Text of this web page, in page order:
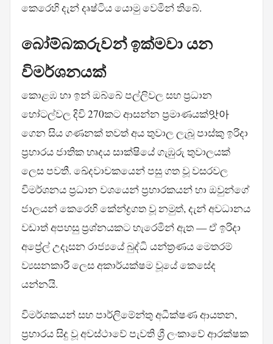
කෙරෙහි දැන් දෘෂ්ටිය යොමු වෙමින් තිබේ.
බෝම්බකරුවන් ඉක්මවා යන
විමර්ශනයක්
කොළඹ හා ඉන් ඔබ්බේ පල්ලිවල සහ ප්‍රධාන
හෝටල්වල දිවි 270කට ආසන්න ප්‍රමාණයක්앗아
ගෙන සිය ගණනක් තවත් අය තුවාල ලැබූ පාස්කු ඉරිදා
ප්‍රහාරය ජාතික හෘදය සාක්ෂියේ ගැඹුරු තුවාලයක්
ලෙස පවතී. ඛේදවාචකයෙන් පසු ගත වූ වසරවල
විමර්ශනය ප්‍රධාන වශයෙන් ප්‍රහාරකයන් හා ඔවුන්ගේ
ජාලයන් කෙරෙහි කේන්ද්‍රගත වූ නමුත්, දැන් අවධානය
වඩාත් අපහසු ප්‍රශ්නයකට හැරෙමින් ඇත — ඒ ඉරිදා
අප්‍රේල් උදෑසන රාජ්‍යයේ බුද්ධි යන්ත්‍රණය මෙතරම්
ව්‍යසනකාරී ලෙස අකාර්යක්ෂම වූයේ කෙසේද
යන්නයි.
විමර්ශකයන් සහ පාර්ලිමේන්තු අධීක්ෂණ ආයතන,
ප්‍රහාරය සිදු වූ අවස්ථාවේ පැවති ශ්‍රී ලංකාවේ ආරක්ෂක